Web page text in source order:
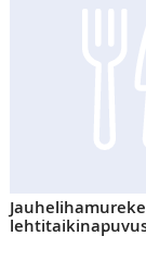
Jauhelihamureke